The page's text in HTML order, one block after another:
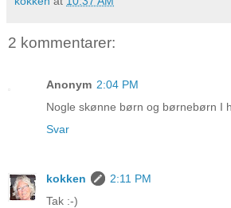
2 kommentarer:
Anonym 2:04 PM
Nogle skønne børn og børnebørn I
Svar
kokken
2:11 PM
Tak :-)